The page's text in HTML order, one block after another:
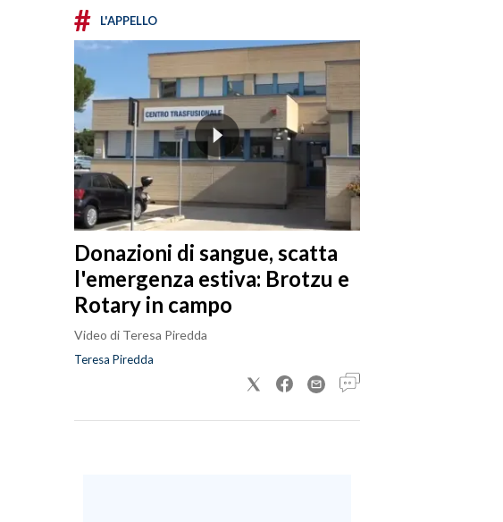
# L'APPELLO
Donazioni di sangue, scatta
l'emergenza estiva: Brotzu e
Rotary in campo
Video di Teresa Piredda
Teresa Piredda